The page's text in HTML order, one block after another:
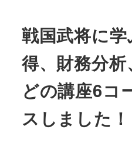
戦国武将に
得、財務分
どの講座6コ
スしました！